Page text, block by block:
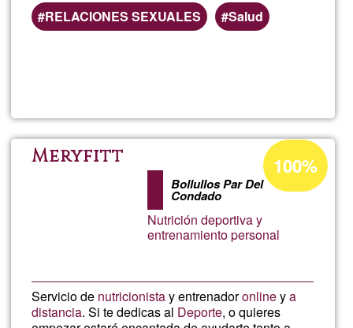
RELACIONES SEXUALES
Salud
de
Meryfitt
Bollullos Par Del
Condado
Nutrición deportiva y
entrenamiento personal
Servicio de nutricionistay entrenadoronlineya
distancia. Si te dedicas al Deporte, o quieres
Acceptance
percentage
100%